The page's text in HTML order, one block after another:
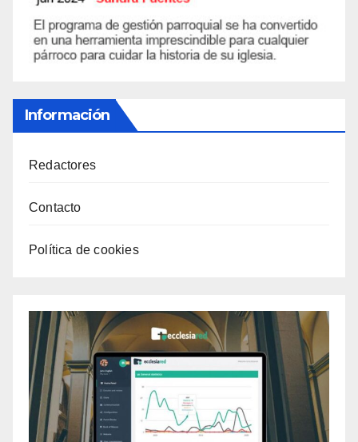
Información
Redactores
Contacto
Política de cookies